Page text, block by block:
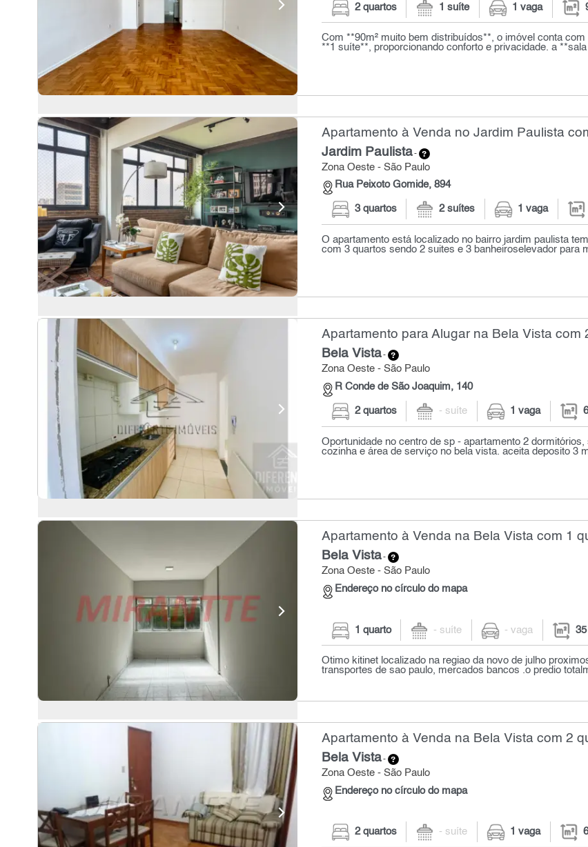
2 quartos 1 suíte 1 vaga
Com **90m² muito bem distribuídos**, o imóvel conta
**1 suíte**, proporcionando conforto e privacidade. a
Apartamento à Venda no Jardim Paulista
Jardim Paulista-
Zona Oeste - São Paulo
Rua Peixoto Gomide, 894
3 quartos 2 suítes 1 vaga
O apartamento está localizado no bairro jardim paulista
com 3 quartos sendo 2 suites e 3 banheiroselevador para
Apartamento para Alugar na Bela Vista com
Bela Vista-
Zona Oeste - São Paulo
R Conde de São Joaquim, 140
2 quartos - suíte 1 vaga
Oportunidade no centro de sp - apartamento 2 dormitórios,
cozinha e área de serviço no bela vista. aceita deposito 3
Apartamento à Venda na Bela Vista com 1
Bela Vista-
Zona Oeste - São Paulo
Endereço no círculo do mapa
1 quarto - suíte - vaga 35
Otimo kitinet localizado na regiao da novo de julho
transportes de sao paulo, mercados bancos .o predio
Apartamento à Venda na Bela Vista com 2
Bela Vista-
Zona Oeste - São Paulo
Endereço no círculo do mapa
2 quartos - suíte 1 vaga